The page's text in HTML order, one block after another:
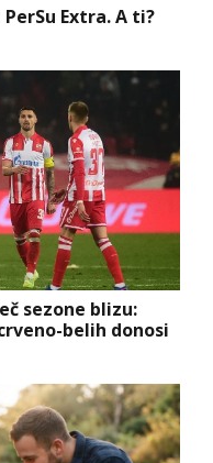
Extra. A ti?
sezone blizu:
belih donosi